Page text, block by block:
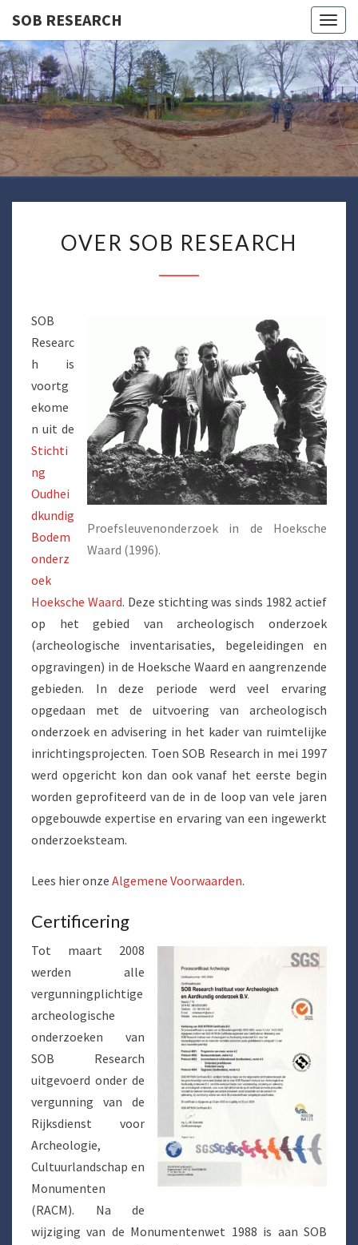
SOB RESEARCH
SOB
SOB
OVER SOB RESEARCH
Proefsleuvenonderzoek in de Hoeksche
Waard (1996).
SOB
Researc
h is
voortg
ekome
n uit de
Stichti
ng
Oudhei
dkundig
Bodem
onderz
oek
Hoeksche Waard. Deze stichting was sinds 1982 actief
op het gebied van archeologisch onderzoek
(archeologische inventarisaties, begeleidingen en
opgravingen) in de Hoeksche Waard en aangrenzende
gebieden. In deze periode werd veel ervaring
opgedaan met de uitvoering van archeologisch
onderzoek en advisering in het kader van ruimtelijke
inrichtingsprojecten. Toen SOB Research in mei 1997
werd opgericht kon dan ook vanaf het eerste begin
worden geprofiteerd van de in de loop van vele jaren
opgebouwde expertise en ervaring van een ingewerkt
onderzoeksteam.
Lees hier onze Algemene Voorwaarden.
Certificering
Tot maart 2008
werden alle
vergunningplichtige
archeologische
onderzoeken van
SOB Research
uitgevoerd onder de
vergunning van de
Rijksdienst voor
Archeologie,
Cultuurlandschap en
Monumenten
(RACM). Na de
wijziging van de Monumentenwet 1988 is aan SOB